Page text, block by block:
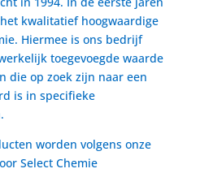
kwalitatief hoogwaardige
Hiermee is ons bedrijf
toegevoegde waarde
die op zoek zijn naar een
is in specifieke
worden volgens onze
Select Chemie